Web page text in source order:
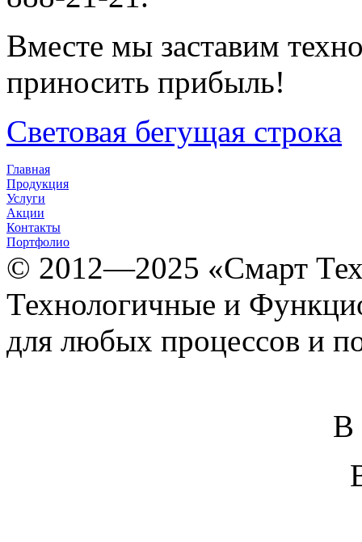
Вместе мы заставим
приносить прибыль!
Световая бегущая строка
Главная
Продукция
Услуги
Акции
Контакты
Портфолио
© 2012­­­—2025 «Смарт
Технологичные и
для любых процессов и
В